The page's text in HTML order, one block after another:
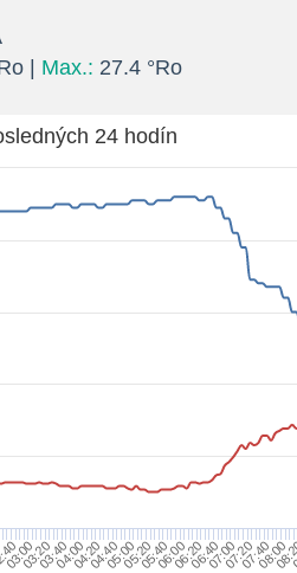
| Max.: 27.4 °Ro
24 hodín
03:0003:2003:4004:0004:2004:4005:0005:2005:4006:0006:2006:4007:0007:2007:4008:00